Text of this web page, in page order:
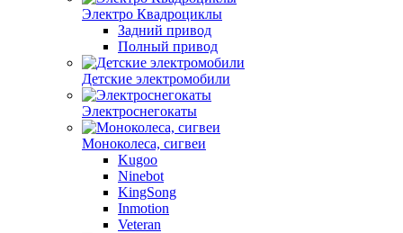
Электро Квадроциклы
Задний привод
Полный привод
Детские электромобили
Электроснегокаты
Моноколеса, сигвеи
Kugoo
Ninebot
KingSong
Inmotion
Veteran